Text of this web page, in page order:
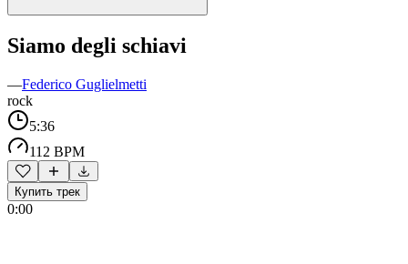
Siamo degli schiavi
—Federico Guglielmetti
rock
5:36
112 BPM
Купить трек
0:00